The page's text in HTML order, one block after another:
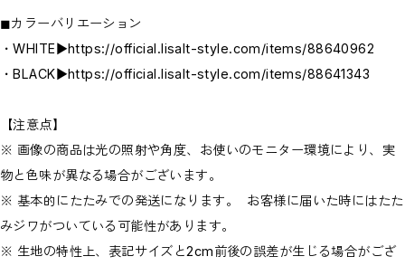
◼︎カラーバリエーション
・WHITE▶https://official.lisalt-style.com/items/88640962
・BLACK▶https://official.lisalt-style.com/items/88641343
【注意点】
※ 画像の商品は光の照射や角度、お使いのモニター環境により、実
物と色味が異なる場合がございます。
※ 基本的にたたみでの発送になります。 お客様に届いた時にはたた
みジワがついている可能性があります。
※ 生地の特性上、表記サイズと2cm前後の誤差が生じる場合がござ